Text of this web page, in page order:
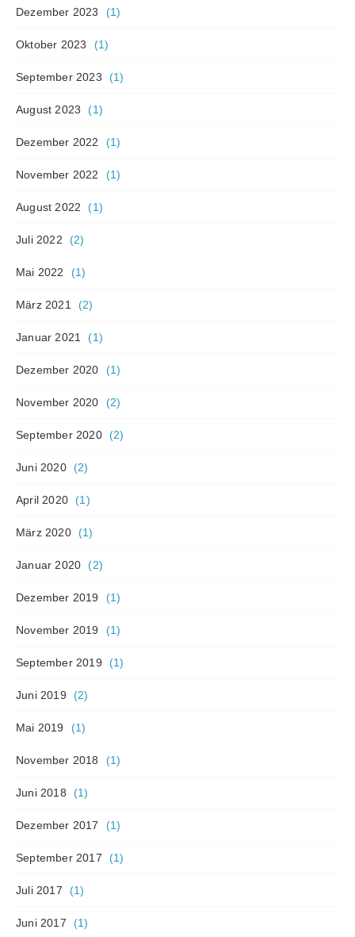
Dezember 2023 (1)
Oktober 2023 (1)
September 2023 (1)
August 2023 (1)
Dezember 2022 (1)
November 2022 (1)
August 2022 (1)
Juli 2022 (2)
Mai 2022 (1)
März 2021 (2)
Januar 2021 (1)
Dezember 2020 (1)
November 2020 (2)
September 2020 (2)
Juni 2020 (2)
April 2020 (1)
März 2020 (1)
Januar 2020 (2)
Dezember 2019 (1)
November 2019 (1)
September 2019 (1)
Juni 2019 (2)
Mai 2019 (1)
November 2018 (1)
Juni 2018 (1)
Dezember 2017 (1)
September 2017 (1)
Juli 2017 (1)
Juni 2017 (1)